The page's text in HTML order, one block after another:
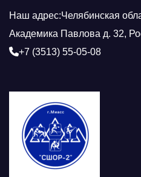
Наш адрес:Челябинская
Академика Павлова д. 32,
+7 (3513) 55-05-08